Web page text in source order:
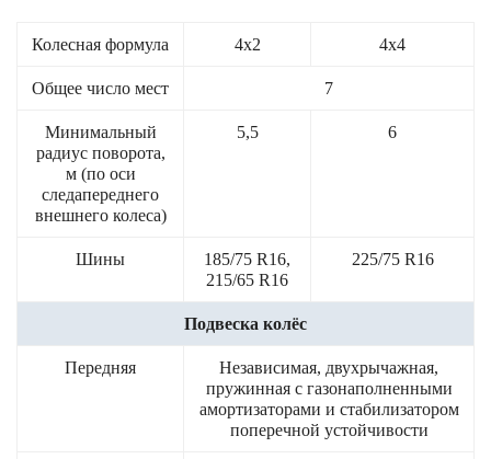
Колесная формула 4х2 4х4
Общее число мест 7
Минимальный
радиус поворота,
м (по оси
следапереднего
внешнего колеса)
5,5 6
Шины
185/75 R16,
215/65 R16
225/75 R16
Подвеска колёс
Передняя
Независимая, двухрычажная,
пружинная с газонаполненными
амортизаторами и стабилизатором
поперечной устойчивости